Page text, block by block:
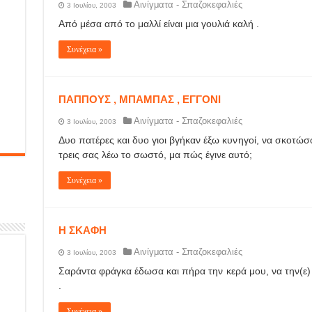
3 Ιουλίου, 2003 Αινίγματα - Σπαζοκεφαλιές
Από μέσα από το μαλλί είναι μια γουλιά καλή .
Συνέχεια »
ΠΑΠΠΟΥΣ , ΜΠΑΜΠΑΣ , ΕΓΓΟΝΙ
3 Ιουλίου, 2003 Αινίγματα - Σπαζοκεφαλιές
Δυο πατέρες και δυο γιοι βγήκαν έξω κυνηγοί, να
τρεις σας λέω το σωστό, μα πώς έγινε αυτό;
Συνέχεια »
Η ΣΚΑΦΗ
3 Ιουλίου, 2003 Αινίγματα - Σπαζοκεφαλιές
Σαράντα φράγκα έδωσα και πήρα την κερά μου, να
.